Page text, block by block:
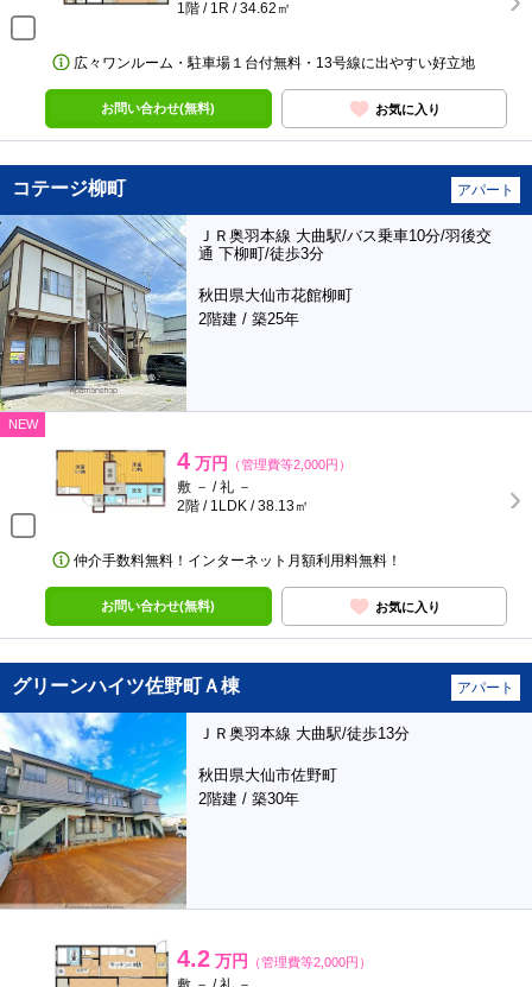
1階 / 1R / 34.62㎡
広々ワンルーム・駐車場１台付無料・13号線に出やすい好立地
お問い合わせ(無料) お気に入り
コテージ柳町 アパート
ＪＲ奥羽本線 大曲駅/バス乗車10分/羽後交
通 下柳町/徒歩3分
秋田県大仙市花館柳町
2階建 / 築25年
NEW
4 万円 （管理費等2,000円）
敷 － / 礼 －
2階 / 1LDK / 38.13㎡
仲介手数料無料！インターネット月額利用料無料！
お問い合わせ(無料) お気に入り
グリーンハイツ佐野町Ａ棟 アパート
ＪＲ奥羽本線 大曲駅/徒歩13分
秋田県大仙市佐野町
2階建 / 築30年
4.2 万円 （管理費等2,000円）